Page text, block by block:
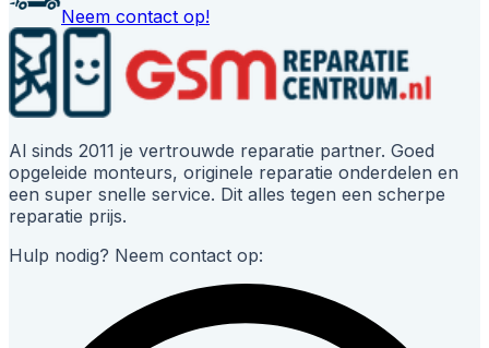
Neem contact op!
Al sinds 2011 je vertrouwde reparatie partner. Goed
opgeleide monteurs, originele reparatie onderdelen en
een super snelle service. Dit alles tegen een scherpe
reparatie prijs.
Hulp nodig? Neem contact op: